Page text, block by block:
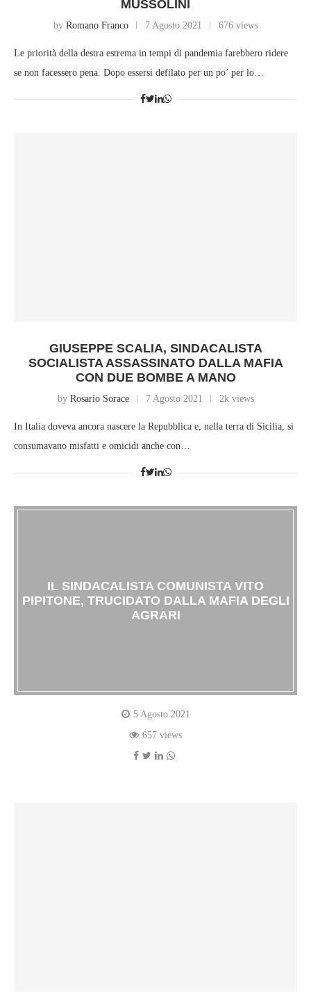
MUSSOLINI
by Romano Franco 7 Agosto 2021 676 views
Le priorità della destra estrema in tempi di pandemia farebbero ridere
se non facessero pena. Dopo essersi defilato per un po’ per lo…
GIUSEPPE SCALIA, SINDACALISTA
SOCIALISTA ASSASSINATO DALLA MAFIA
CON DUE BOMBE A MANO
by Rosario Sorace 7 Agosto 2021 2k views
In Italia doveva ancora nascere la Repubblica e, nella terra di Sicilia, si
consumavano misfatti e omicidi anche con…
IL SINDACALISTA COMUNISTA VITO
PIPITONE, TRUCIDATO DALLA MAFIA DEGLI
AGRARI
5 Agosto 2021
657 views